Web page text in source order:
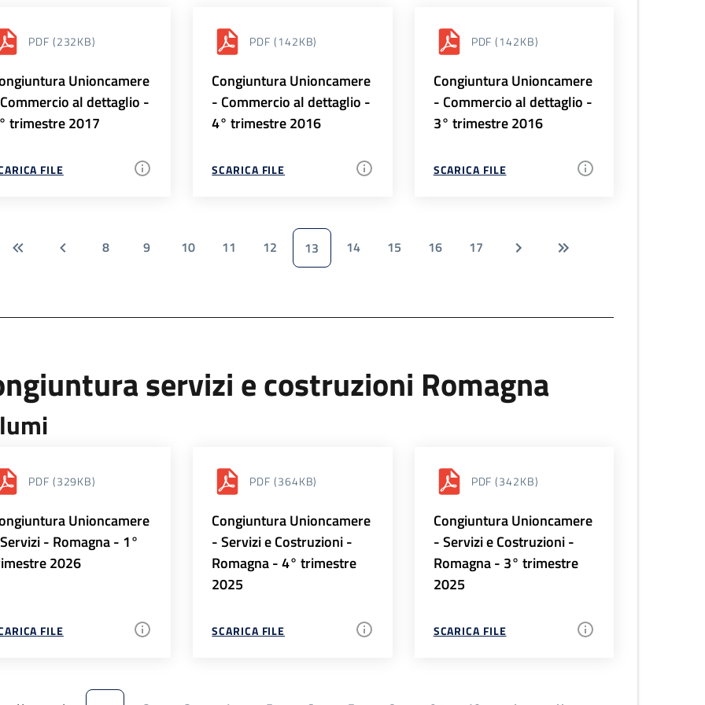
PDF (232KB)
Unioncamere
al dettaglio -
trimestre 2017
FILE
PDF (142KB)
Congiuntura Unioncamere
- Commercio al dettaglio -
4° trimestre 2016
SCARICA FILE
PDF (142KB)
Congiuntura Unioncamere
- Commercio al dettaglio -
3° trimestre 2016
SCARICA FILE
8 9 10 11 12 13 14 15 16 17
servizi e costruzioni Romagna
PDF (329KB)
Unioncamere
- Romagna - 1°
2026
FILE
PDF (364KB)
Congiuntura Unioncamere
- Servizi e Costruzioni -
Romagna - 4° trimestre
2025
SCARICA FILE
PDF (342KB)
Congiuntura Unioncamere
- Servizi e Costruzioni -
Romagna - 3° trimestre
2025
SCARICA FILE